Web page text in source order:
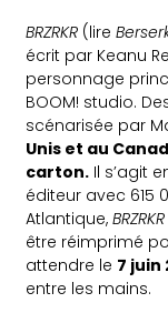
BRZRKR (lire
écrit par Keanu
personnage
BOOM! studio.
scénarisée par
Unis et au
carton. Il s’agit
éditeur avec 615
Atlantique,BRZRKR
être réimprimé
attendre le 7 juin
entre les mains.